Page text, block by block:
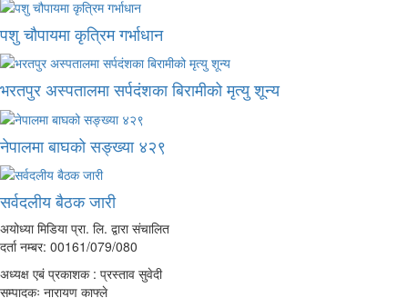
पशु चौपायमा कृत्रिम गर्भाधान
भरतपुर अस्पतालमा सर्पदंशका बिरामीको मृत्यु शून्य
नेपालमा बाघको सङ्ख्या ४२९
सर्वदलीय बैठक जारी
अयोध्या मिडिया प्रा. लि. द्वारा संचालित
दर्ता नम्बर: 00161/079/080
अध्यक्ष एबं प्रकाशक : प्रस्ताव सुवेदी
सम्पादकः नारायण काफ्ले